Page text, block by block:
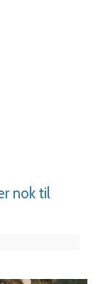
nok til